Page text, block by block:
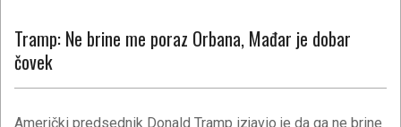
Tramp: Ne brine me poraz Orbana, Mađar je dobar
čovek
Američki predsednik Donald Tramp izjavio je da ga ne brine